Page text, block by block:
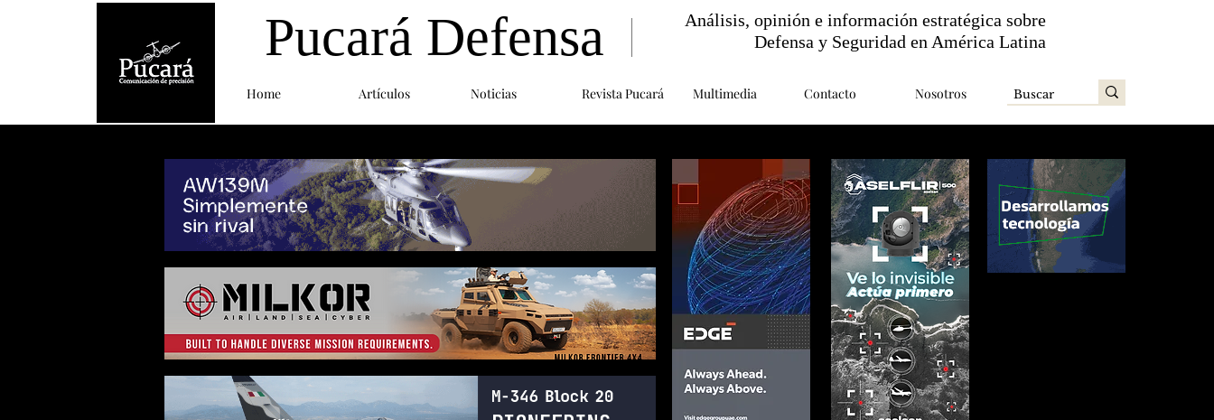
Home Artículos Noticias Revista Pucará Multimedia Contacto Nosotros
Pucará Defensa
Análisis, opinión e información estratégica sobre
Defensa y Seguridad en América Latina